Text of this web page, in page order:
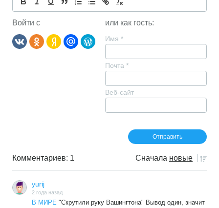
Войти с или как гость:
Имя *
Почта *
Веб-сайт
Комментариев: 1 Сначала новые
yurij
2 года назад
В МИРЕ "Скрутили руку Вашингтона" Вывод один, значит